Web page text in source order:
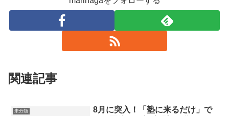
関連記事
未分類
8月に突入！「塾に来るだけ」で